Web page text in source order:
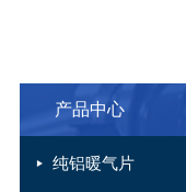
产品中心
纯铝暖气片